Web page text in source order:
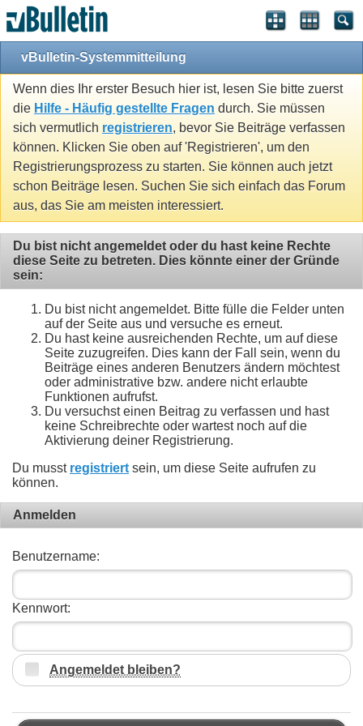
vBulletin-Systemmitteilung
Wenn dies Ihr erster Besuch hier ist, lesen Sie bitte zuerst
die Hilfe - Häufig gestellte Fragen durch. Sie müssen
sich vermutlich registrieren, bevor Sie Beiträge verfassen
können. Klicken Sie oben auf 'Registrieren', um den
Registrierungsprozess zu starten. Sie können auch jetzt
schon Beiträge lesen. Suchen Sie sich einfach das Forum
aus, das Sie am meisten interessiert.
Du bist nicht angemeldet oder du hast keine Rechte
diese Seite zu betreten. Dies könnte einer der Gründe
sein:
Du bist nicht angemeldet. Bitte fülle die Felder unten
auf der Seite aus und versuche es erneut.
Du hast keine ausreichenden Rechte, um auf diese
Seite zuzugreifen. Dies kann der Fall sein, wenn du
Beiträge eines anderen Benutzers ändern möchtest
oder administrative bzw. andere nicht erlaubte
Funktionen aufrufst.
Du versuchst einen Beitrag zu verfassen und hast
keine Schreibrechte oder wartest noch auf die
Aktivierung deiner Registrierung.
Du musst registriert sein, um diese Seite aufrufen zu
können.
Anmelden
Benutzername:
Kennwort:
Angemeldet bleiben?